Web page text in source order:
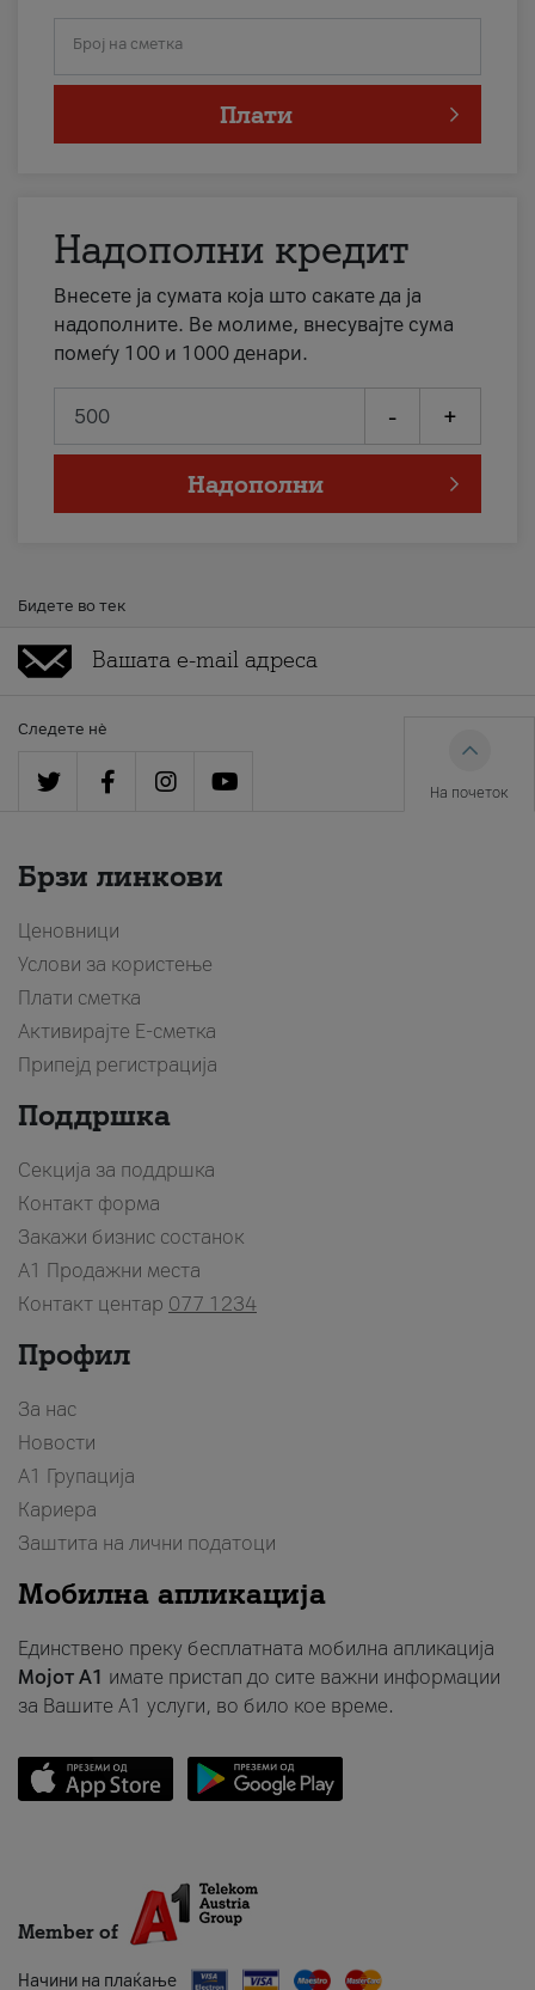
Број на сметка
Плати
Надополни кредит
Внесете ја сумата која што сакате да ја
надополните. Ве молиме, внесувајте сума
помеѓу 100 и 1000 денари.
- +
Надополни
Бидете во тек
Следете нè
На почеток
Брзи линкови
Ценовници
Услови за користење
Плати сметка
Активирајте Е-сметка
Припејд регистрација
Поддршка
Секција за поддршка
Контакт форма
Закажи бизнис состанок
A1 Продажни места
Контакт центар 077 1234
Профил
За нас
Новости
А1 Групација
Кариера
Заштита на лични податоци
Мобилна апликација
Единствено преку бесплатната мобилна апликација
Мојот A1 имате пристап до сите важни информации
за Вашите A1 услуги, во било кое време.
Member of
Начини на плаќање